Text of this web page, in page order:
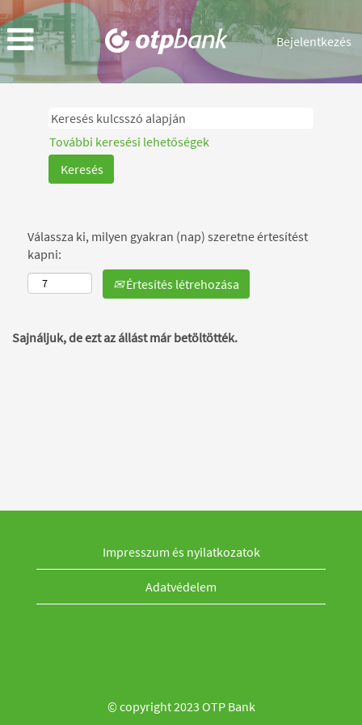
Bejelentkezés
További keresési lehetőségek
Válassza ki, milyen gyakran (nap) szeretne értesítést
kapni:
Értesítés létrehozása
Sajnáljuk, de ezt az állást már betöltötték.
Impresszum és nyilatkozatok
Adatvédelem
© copyright 2023 OTP Bank